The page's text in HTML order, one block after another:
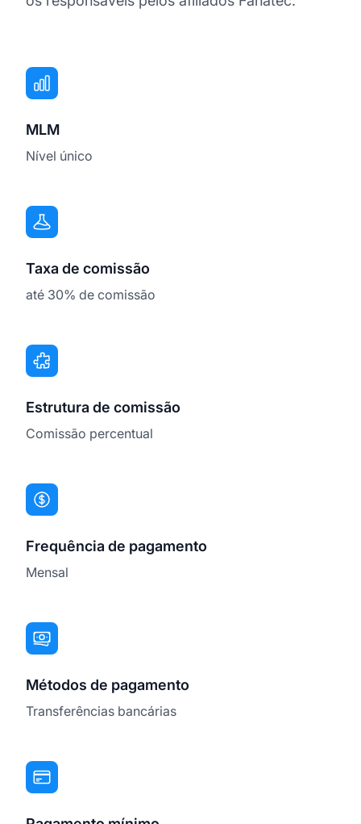
MLM
Nível único
Taxa de comissão
até 30% de comissão
Estrutura de comissão
Comissão percentual
Frequência de pagamento
Mensal
Métodos de pagamento
Transferências bancárias